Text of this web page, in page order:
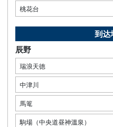
桃花台
到达
辰野
瑞浪天徳
中津川
馬篭
駒場（中央道昼神溫泉）